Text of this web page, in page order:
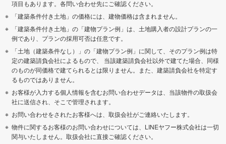
項目もあります。各問い合わせ先にご確認ください。
「建築条件付き土地」の価格には、建物価格は含まれません。
「建築条件付き土地」の「建物プラン例」は、土地購入者の設計プランの一
例であり、プランの採用可否は任意です。
「土地（建築条件なし）」の「建物プラン例」に関して、そのプラン例は特
定の建築請負会社によるもので、 当該建築請負会社以外で建てた場合、同様
のものが同価格で建てられるとは限りません。また、建築請負会社を特定す
るものではありません。
お客様が入力する個人情報を含むお問い合わせデータは、当該物件の取扱会
社に送信され、そこで管理されます。
お問い合わせをされたお客様へは、取扱会社がご連絡いたします。
物件に関するお客様のお問い合わせについては、LINEヤフー株式会社は一切
関与いたしません。取扱会社に直接ご確認ください。